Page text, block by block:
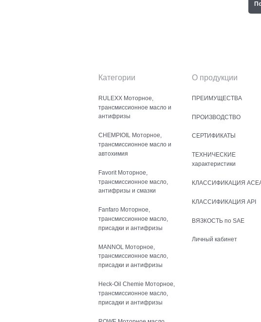
Категории
RULEXX Моторное,
трансмиссионное масло и
антифризы
CHEMPIOIL Моторное,
трансмиссионное масло и
автохимия
Favorit Моторное,
трансмиссионное масло,
антифризы и смазки
Fanfaro Моторное,
трансмиссионное масло,
присадки и антифризы
MANNOL Моторное,
трансмиссионное масло,
присадки и антифризы
Heck-Oil Chemie Моторное,
трансмиссионное масло,
присадки и антифризы
О продукции
ПРЕИМУЩЕСТВА
ПРОИЗВОДСТВО
СЕРТИФИКАТЫ
ТЕХНИЧЕСКИЕ
характеристики
КЛАССИФИКАЦИЯ
КЛАССИФИКАЦИЯ API
ВЯЗКОСТЬ по SAE
Личный кабинет